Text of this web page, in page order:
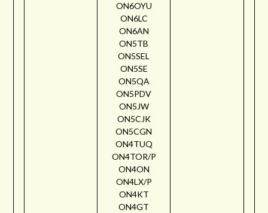
ON6OYU
ON6LC
ON6AN
ON5TB
ON5SEL
ON5SE
ON5QA
ON5PDV
ON5JW
ON5CJK
ON5CGN
ON4TUQ
ON4TOR/P
ON4ON
ON4LX/P
ON4KT
ON4GT